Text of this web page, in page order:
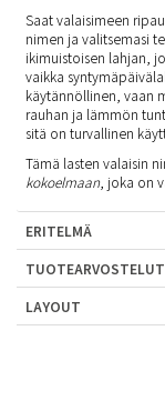
Saat valaisimeen
nimen ja valitsemasi
ikimuistoisen lahjan,
vaikka
käytännöllinen, vaan
rauhan ja lämmön
sitä on turvallinen
Tämä lasten valaisin
kokoelmaan, joka on
ERITELMÄ
TUOTEARVOSTELUT
LAYOUT